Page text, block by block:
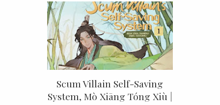
Scum Villain Self-Saving
System, Mò Xiāng Tóng Xiù |